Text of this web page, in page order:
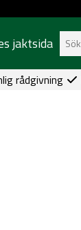
jaktsida
rådgivning